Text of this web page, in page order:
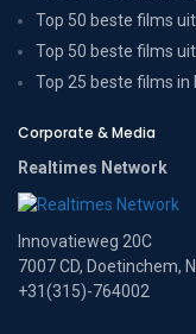
Top 50 beste films
Top 50 beste films
Top 25 beste films in
Corporate & Media
Realtimes Network
Innovatieweg 20C
7007 CD, Doetinchem,
+31(315)-764002